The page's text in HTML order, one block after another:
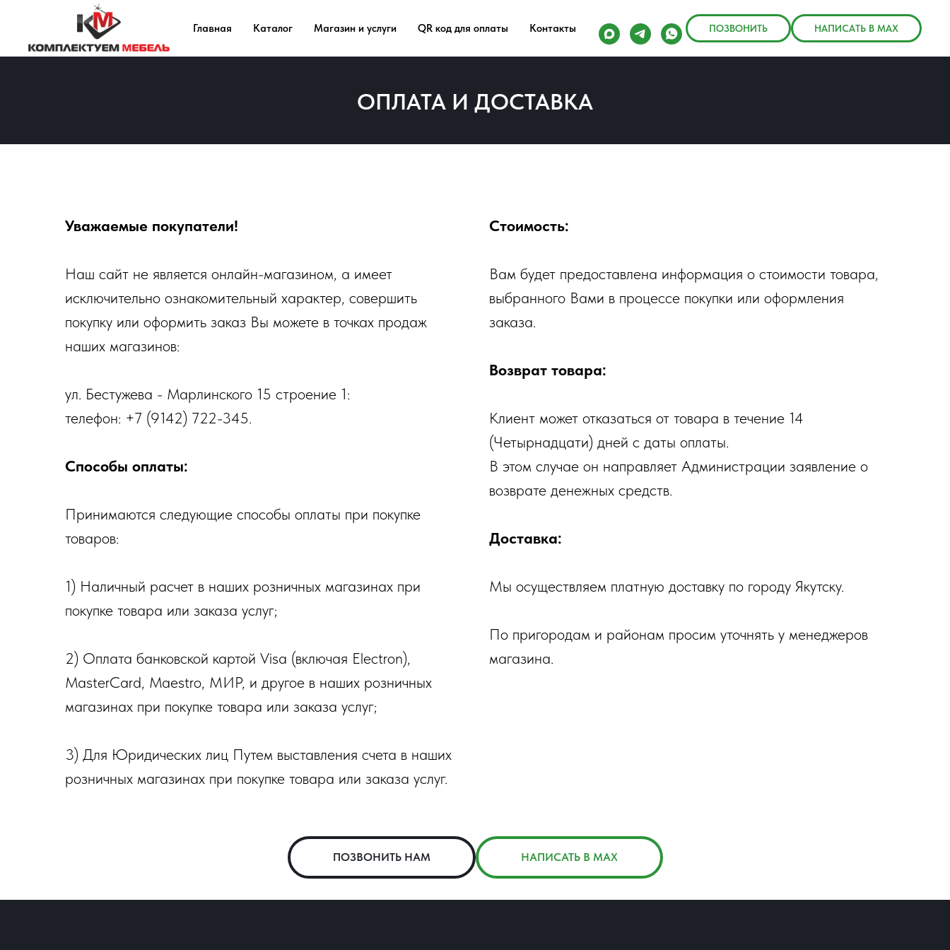
Главная Каталог Магазин и услуги QR код для оплаты Контакты ПОЗВОНИТЬ НАПИСАТЬ В MAX
ОПЛАТА И ДОСТАВКА
Уважаемые покупатели!
Наш сайт не является онлайн-магазином, а имеет
исключительно ознакомительный характер, совершить
покупку или оформить заказ Вы можете в точках продаж
наших магазинов:
ул. Бестужева - Марлинского 15 строение 1:
телефон: +7 (9142) 722-345.
Способы оплаты:
Принимаются следующие способы оплаты при покупке
товаров:
1) Наличный расчет в наших розничных магазинах при
покупке товара или заказа услуг;
2) Оплата банковской картой Visa (включая Electron),
MasterCard, Maestro, МИР, и другое в наших розничных
магазинах при покупке товара или заказа услуг;
3) Для Юридических лиц Путем выставления счета в наших
розничных магазинах при покупке товара или заказа услуг.
Стоимость:
Вам будет предоставлена информация о стоимости товара,
выбранного Вами в процессе покупки или оформления
заказа.
Возврат товара:
Клиент может отказаться от товара в течение 14
(Четырнадцати) дней с даты оплаты.
В этом случае он направляет Администрации заявление о
возврате денежных средств.
Доставка:
Мы осуществляем платную доставку по городу Якутску.
По пригородам и районам просим уточнять у менеджеров
магазина.
ПОЗВОНИТЬ НАМ НАПИСАТЬ В MAX